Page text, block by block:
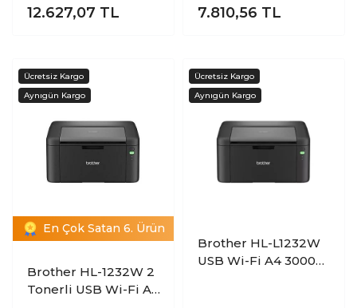
Lazer Yazıcı
12.627,07 TL 7.810,56 TL
En Çok Satan 6. Ürün
Brother HL-1232W 2
Tonerli USB Wi-Fi A4
Brother HL-L1232W
USB Wi-Fi A4 3000